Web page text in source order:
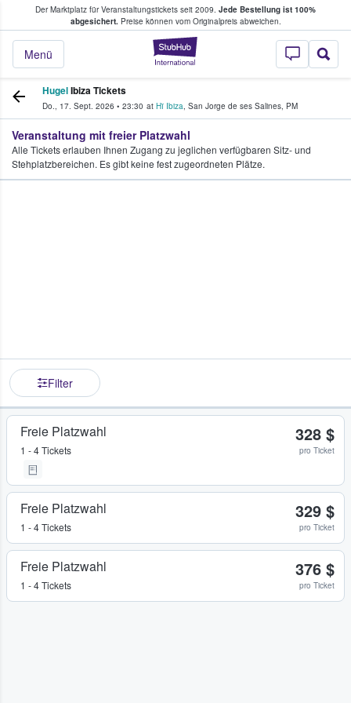
Der Marktplatz für Veranstaltungstickets seit 2009. Jede Bestellung ist 100%
abgesichert.Preise können vom Originalpreis abweichen.
StubHub - Wo
Menü
Tickets kaufen & verkaufen
HugelIbiza Tickets
Do., 17. Sept. 2026 • 23:30 at Hï Ibiza, San Jorge de ses Salines, PM
Veranstaltung mit freier Platzwahl
Alle Tickets erlauben Ihnen Zugang zu jeglichen verfügbaren Sitz- und
Stehplatzbereichen. Es gibt keine fest zugeordneten Plätze.
Filter
Freie Platzwahl
1 - 4 Tickets
328 $
pro Ticket
Freie Platzwahl
1 - 4 Tickets
329 $
pro Ticket
Freie Platzwahl
1 - 4 Tickets
376 $
pro Ticket